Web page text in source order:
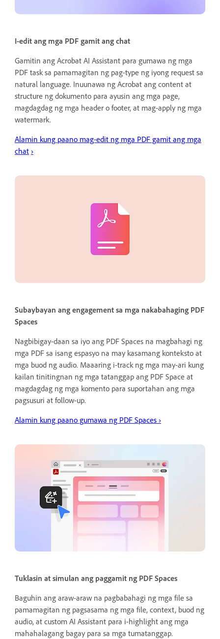
I-edit ang mga PDF gamit ang chat
Gamitin ang Acrobat AI Assistant para gumawa ng mga
PDF task sa pamamagitan ng pag-type ng iyong request sa
natural language. Inuunawa ng Acrobat ang content at
structure ng dokumento para ayusin ang mga page,
magdagdag ng mga header o footer, at mag-apply ng mga
watermark.
Alamin kung paano mag-edit ng mga PDF gamit ang mga
chat ›
Subaybayan ang engagement sa mga nakabahaging PDF
Spaces
Nagbibigay-daan sa iyo ang PDF Spaces na magbahagi ng
mga PDF sa isang espasyo na may kasamang konteksto at
mga buod ng audio. Maaaring i-track ng mga may-ari kung
kailan tinitingnan ng mga tatanggap ang PDF Space at
magdagdag ng mga komento para suportahan ang mga
pagsusuri at follow-up.
Alamin kung paano gumawa ng PDF Spaces ›
Tuklasin at simulan ang paggamit ng PDF Spaces
Baguhin ang araw-araw na pagbabahagi ng mga file sa
pamamagitan ng pagsasama ng mga file, context, buod ng
audio, at custom AI Assistant para i-highlight ang mga
mahahalagang bagay para sa mga tumatanggap.